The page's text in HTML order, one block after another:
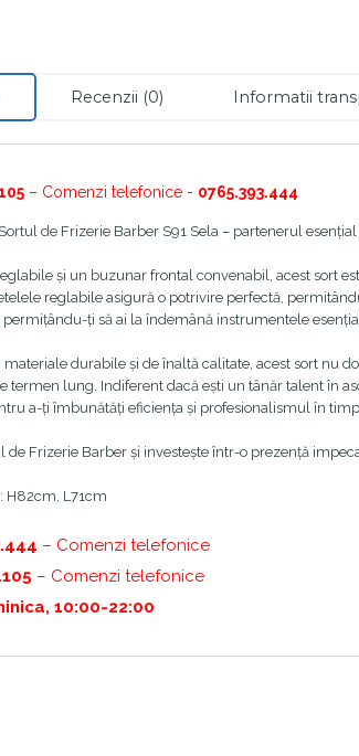
Recenzii (0) Informatii
– Comenzi telefonice - 0765.393.444
de Frizerie Barber S91 Sela – partenerul
și un buzunar frontal convenabil, acest sort
reglabile asigură o potrivire perfectă,
permițându-ți să ai la îndemână instrumentele
materiale durabile și de înaltă calitate, acest sort nu
termen lung. Indiferent dacă ești un tânăr talent în
a-ți îmbunătăți eficiența și profesionalismul în
de Frizerie Barber și investește într-o prezență
H82cm, L71cm
– Comenzi telefonice
– Comenzi telefonice
10:00-22:00